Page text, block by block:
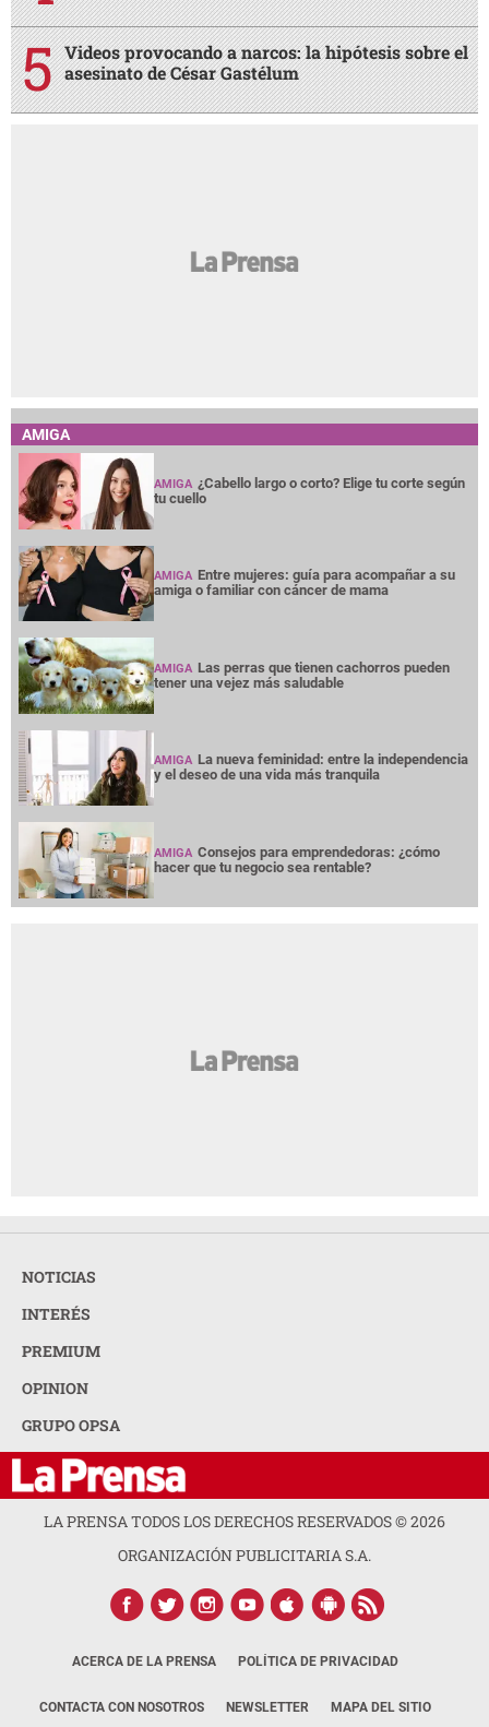
Videos provocando a narcos: la hipótesis sobre el
asesinato de César Gastélum
AMIGA
AMIGA ¿Cabello largo o corto? Elige tu corte según
tu cuello
AMIGA Entre mujeres: guía para acompañar a su
amiga o familiar con cáncer de mama
AMIGA Las perras que tienen cachorros pueden
tener una vejez más saludable
AMIGA La nueva feminidad: entre la independencia
y el deseo de una vida más tranquila
AMIGA Consejos para emprendedoras: ¿cómo
hacer que tu negocio sea rentable?
NOTICIAS
INTERÉS
PREMIUM
OPINION
GRUPO OPSA
LA PRENSA TODOS LOS DERECHOS RESERVADOS ©2026
ORGANIZACIÓN PUBLICITARIA S.A.
ACERCA DE LA PRENSA POLÍTICA DE PRIVACIDAD
CONTACTA CON NOSOTROS NEWSLETTER MAPA DEL SITIO